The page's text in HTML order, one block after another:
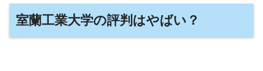
室蘭工業大学の評判はやばい？